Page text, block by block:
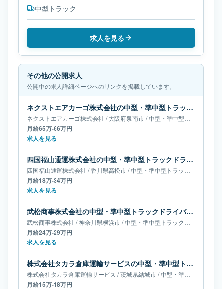
中型トラック
求人を見る
その他の公開求人
公開中の求人詳細ページへのリンクを掲載しています。
ネクストエアカーゴ株式会社の中型・準中型トラックドライバー求人｜大阪府泉南市｜月給65万-66万円
ネクストエアカーゴ株式会社 /大阪府泉南市/中型・準中型トラックドライバー
月給65万-66万円
求人を見る
四国福山通運株式会社の中型・準中型トラックドライバー求人｜香川県高松市｜月給18万-34万円
四国福山通運株式会社 /香川県高松市/中型・準中型トラックドライバー
月給18万-34万円
求人を見る
武松商事株式会社の中型・準中型トラックドライバー求人｜神奈川県横浜市｜月給24万-29万円
武松商事株式会社 /神奈川県横浜市/中型・準中型トラックドライバー
月給24万-29万円
求人を見る
株式会社タカラ倉庫運輸サービスの中型・準中型トラックドライバー求人｜茨城県結城市｜月給15万-18万円
株式会社タカラ倉庫運輸サービス /茨城県結城市/中型・準中型トラックドライバー
月給15万-18万円